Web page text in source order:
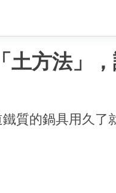
土方法」
質的鍋具用久了